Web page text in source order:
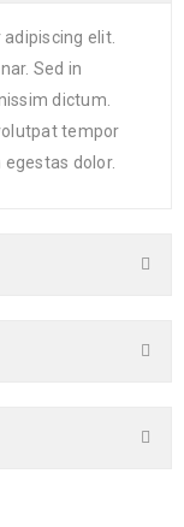
elit.
Sed in
dictum.
tempor
dolor.